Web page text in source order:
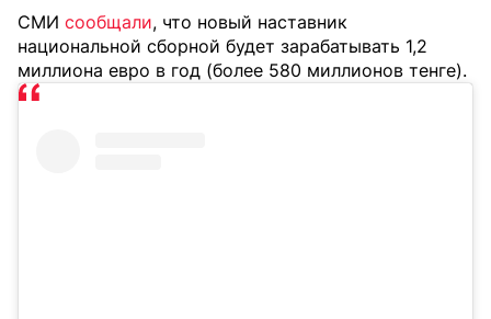
СМИ сообщали, что новый наставник
национальной сборной будет зарабатывать 1,2
миллиона евро в год (более 580 миллионов тенге).